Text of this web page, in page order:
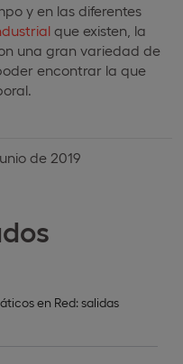
en Red: salidas
y en las diferentes
que existen, la
una gran variedad de
encontrar la que
de 2019